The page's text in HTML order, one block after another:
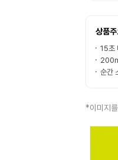
상품
15초
순간
*이미지